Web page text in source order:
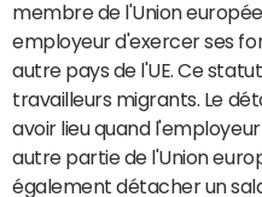
membre de l'Union
employeur d'exercer ses
autre pays de l'UE. Ce
travailleurs migrants. Le
avoir lieu quand
autre partie de l'Union
également détacher un